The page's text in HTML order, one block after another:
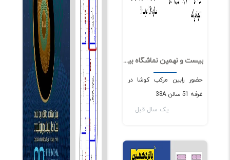
1426
بیست و نهمین نماشگاه بین المللی نفت، گاز، پالایش و پتروشیمی
حضور رابین مرکب کوشا در
غرفه 51 سالن 38A
یک سال قبل